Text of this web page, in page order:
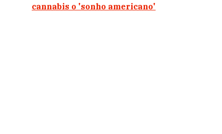
cannabis o 'sonho americano'